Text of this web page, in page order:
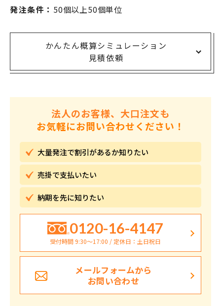
発注条件： 50個以上50個単位
かんたん概算シミュレーション
見積依頼
法人のお客様、大口注文も
お気軽にお問い合わせください！
大量発注で割引があるか知りたい
売掛で支払いたい
納期を先に知りたい
0120-16-4147
受付時間 9:30〜17:00 / 定休日：土日祝日
メールフォームから
お問い合わせ